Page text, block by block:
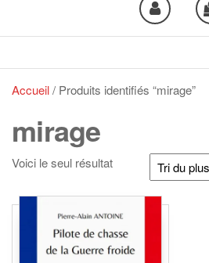
Accueil/ Produits identifiés “mirage”
mirage
Voici le seul résultat